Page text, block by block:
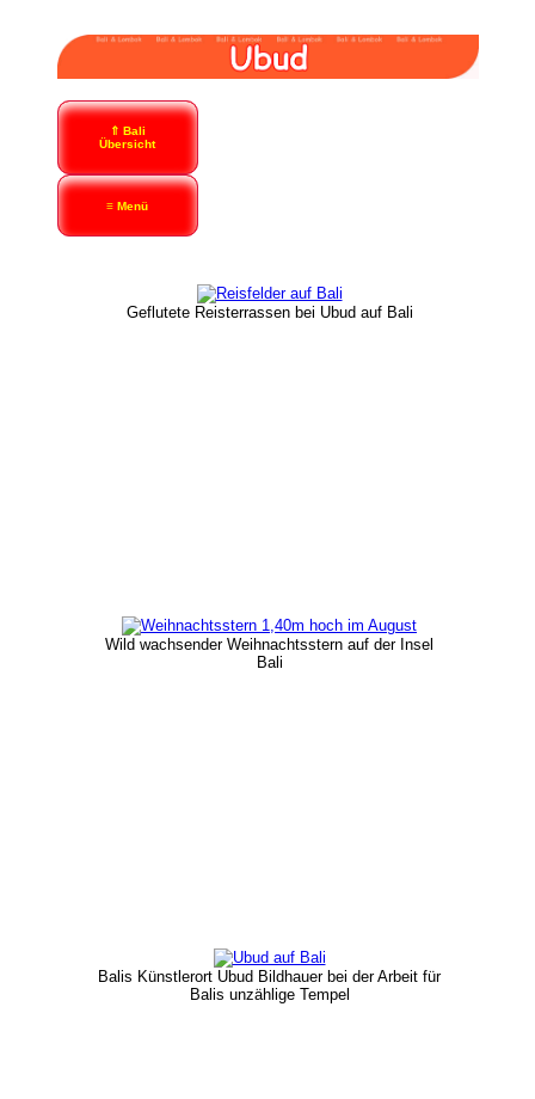
⇑ Bali
Übersicht
≡ Menü
Geflutete Reisterrassen bei Ubud auf Bali
Wild wachsender Weihnachtsstern auf der Insel
Bali
Balis Künstlerort Ubud Bildhauer bei der Arbeit für
Balis unzählige Tempel